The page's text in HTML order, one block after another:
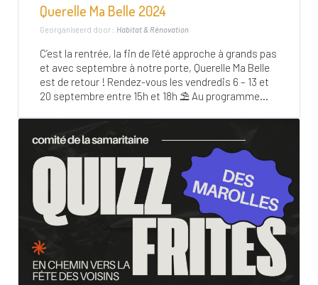
Querelle Ma Belle 2024
Georganiseerd door : Habitat & Rénovation
C’est la rentrée, la fin de l’été approche à grands pas
et avec septembre à notre porte, Querelle Ma Belle
est de retour ! Rendez-vous les vendredis 6 – 13 et
20 septembre entre 15h et 18h ⛱ Au programme...